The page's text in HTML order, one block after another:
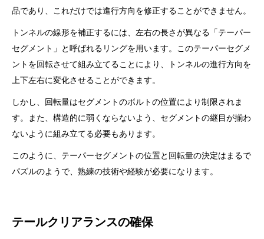
品であり、これだけでは進行方向を修正することができません。
トンネルの線形を補正するには、左右の長さが異なる「テーパー
セグメント」と呼ばれるリングを用います。このテーパーセグメ
ントを回転させて組み立てることにより、トンネルの進行方向を
上下左右に変化させることができます。
しかし、回転量はセグメントのボルトの位置により制限されま
す。また、構造的に弱くならないよう、セグメントの継目が揃わ
ないように組み立てる必要もあります。
このように、テーパーセグメントの位置と回転量の決定はまるで
パズルのようで、熟練の技術や経験が必要になります。
テールクリアランスの確保